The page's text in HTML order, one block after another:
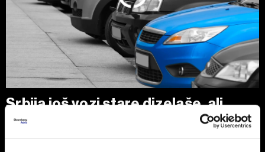
Srbija još vozi stare dizelaše, ali
tržište se menja zbog pravila EU